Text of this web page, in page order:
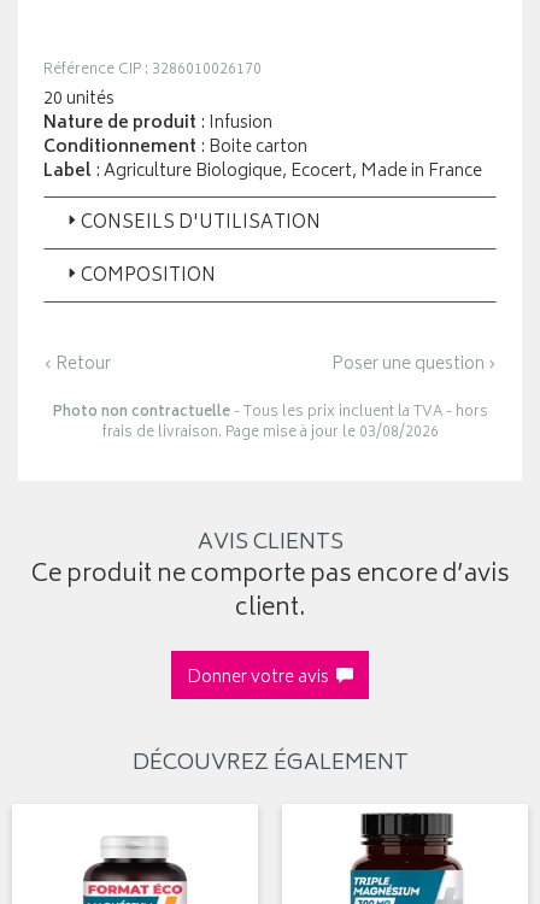
Référence CIP : 3286010026170
20 unités
Nature de produit : Infusion
Conditionnement : Boite carton
Label: Agriculture Biologique, Ecocert, Made in France
CONSEILS D'UTILISATION
COMPOSITION
‹ Retour Poser une question ›
Photo non contractuelle- Tous les prix incluent la TVA - hors
frais de livraison. Page mise à jour le 03/08/2026
AVIS CLIENTS
Ce produit ne comporte pas encore d’avis
client.
Donner votre avis
DÉCOUVREZ ÉGALEMENT